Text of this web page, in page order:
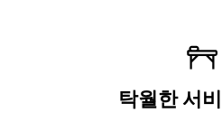
탁월한 서